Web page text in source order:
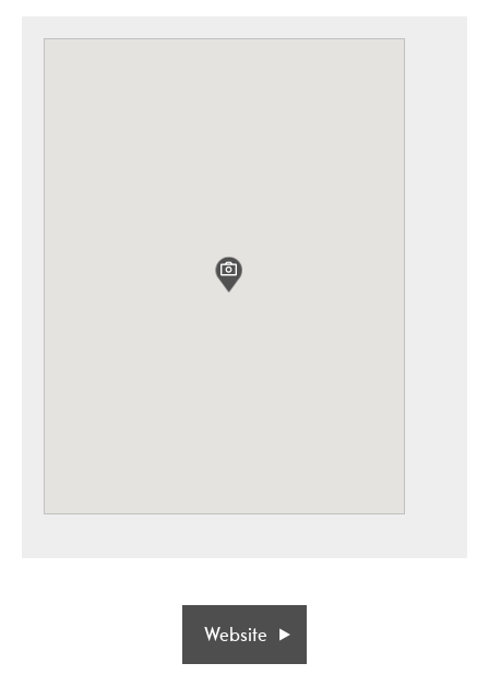
Website